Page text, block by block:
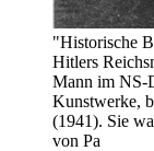
"Historische
Hitlers
Mann im NS-
Kunstwerke,
(1941). Sie
von Pa